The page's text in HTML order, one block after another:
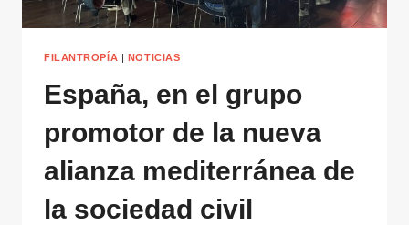
FILANTROPÍA | NOTICIAS
España, en el grupo
promotor de la nueva
alianza mediterránea de
la sociedad civil